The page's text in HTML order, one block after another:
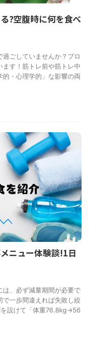
?空腹時に何を食べ
ごしていませんか？プロ
す！筋トレ前や筋トレ中
・心理学的」な影響の両
ニュー体験談!1日
は、必ず減量期間が必要で
一歩間違えれば失敗し絞
を設けて「体重76.8kg→56